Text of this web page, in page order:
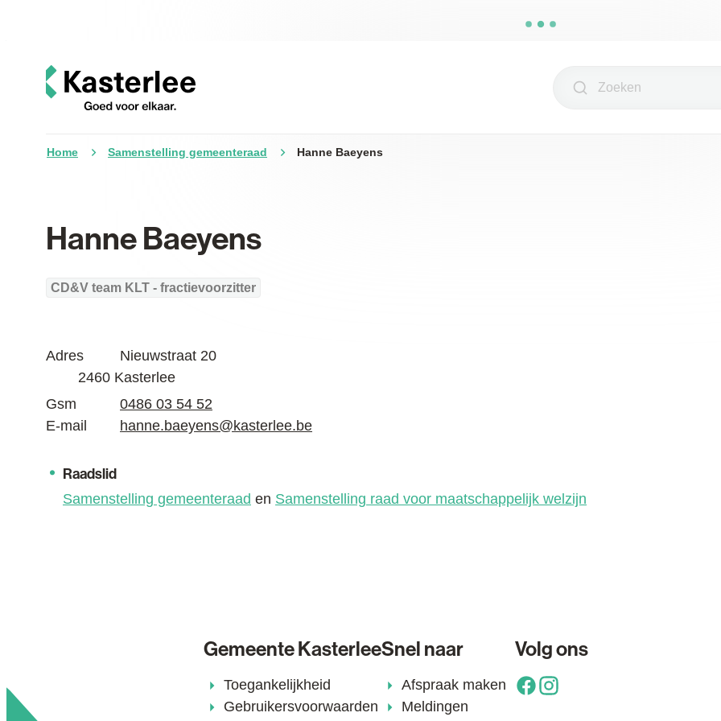
Kasterlee
Zoeken
Home Samenstelling gemeenteraad Hanne Baeyens
Hanne Baeyens
CD&V team KLT - fractievoorzitter
Adres
Nieuwstraat 20
,2460 Kasterlee
Gsm
0486 03 54 52
E-mail
hanne.baeyens@kasterlee.be
Raadslid
Samenstelling gemeenteraad en Samenstelling raad voor maatschappelijk welzijn
Gemeente Kasterlee
Toegankelijkheid
Gebruikersvoorwaarden
Snel naar
Afspraak maken
Meldingen
Volg ons
Facebook
Instagram